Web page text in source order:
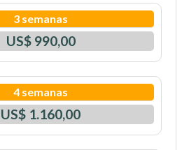
3 semanas
US$ 990,00
4 semanas
US$ 1.160,00